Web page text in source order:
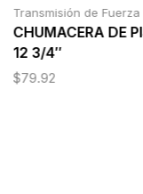
Transmisión de Fuerza
CHUMACERA DE
12 3/4″
$79.92